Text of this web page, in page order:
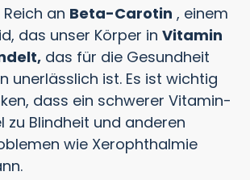
Reich an Beta-Carotin , einem
das unser Körper in Vitamin
das für die Gesundheit
unerlässlich ist. Es ist wichtig
dass ein schwerer Vitamin-
zu Blindheit und anderen
wie Xerophthalmie